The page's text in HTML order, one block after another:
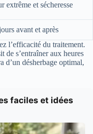
extrême et sécheresse
avant et après
l’efficacité du traitement.
de s’entraîner aux heures
d’un désherbage optimal,
faciles et idées